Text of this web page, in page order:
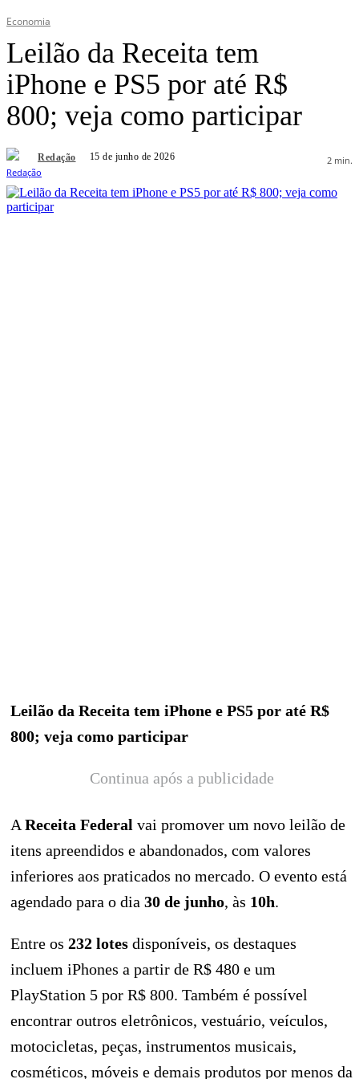
Economia
Leilão da Receita tem
iPhone e PS5 por até R$
800; veja como participar
Redação 15 de junho de 2026 2 min.
Leilão da Receita tem iPhone e PS5 por até R$
800; veja como participar
Continua após a publicidade
A Receita Federal vai promover um novo leilão de
itens apreendidos e abandonados, com valores
inferiores aos praticados no mercado. O evento está
agendado para o dia 30 de junho, às 10h.
Entre os 232 lotes disponíveis, os destaques
incluem iPhones a partir de R$ 480 e um
PlayStation 5 por R$ 800. Também é possível
encontrar outros eletrônicos, vestuário, veículos,
motocicletas, peças, instrumentos musicais,
cosméticos, móveis e demais produtos por menos da